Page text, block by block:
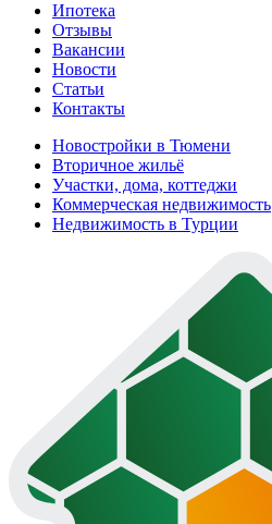
Ипотека
Отзывы
Вакансии
Новости
Статьи
Контакты
Новостройки в Тюмени
Вторичное жильё
Участки, дома, коттеджи
Коммерческая недвижимость
Недвижимость в Турции